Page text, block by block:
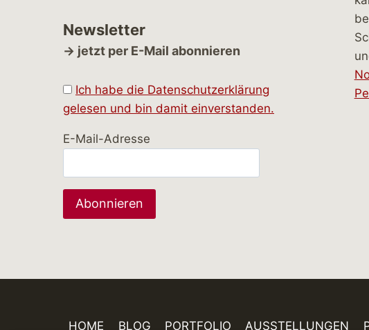
Newsletter
→ jetzt per E-Mail abonnieren
Ich habe die Datenschutzerklärung
gelesen und bin damit einverstanden.
E-Mail-Adresse
HOME BLOG PORTFOLIO AUSSTELLUNGEN